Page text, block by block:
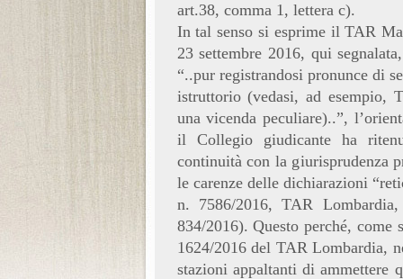
art.38, comma 1, lettera c).
In tal senso si esprime il TAR
23 settembre 2016, qui
“..pur registrandosi pronunce di
istruttorio (vedasi, ad esempio,
una vicenda peculiare)..”,
il Collegio giudicante ha
continuità con la giurisprudenza
le carenze delle dichiarazioni
n. 7586/2016, TAR
834/2016). Questo perché, come
1624/2016 del TAR Lombardia,
stazioni appaltanti di ammettere